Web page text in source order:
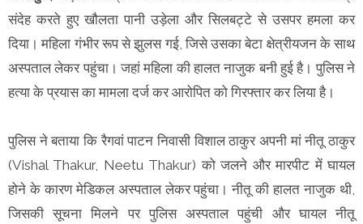
संदेह करते हुए खौलता पानी उड़ेला और सिलबट्टे से उसपर हमला कर
दिया। महिला गंभीर रूप से झुलस गई, जिसे उसका बेटा क्षेत्रीयजन के साथ
अस्पताल लेकर पहुंचा। जहां महिला की हालत नाजुक बनी हुई है। पुलिस ने
हत्या के प्रयास का मामला दर्ज कर आरोपित को गिरफ्तार कर लिया है।
पुलिस ने बताया कि रैगवां पाटन निवासी विशाल ठाकुर अपनी मां नीतू ठाकुर
(Vishal Thakur, Neetu Thakur) को जलने और मारपीट में घायल
होने के कारण मेडिकल अस्पताल लेकर पहुंचा। नीतू की हालत नाजुक थी,
जिसकी सूचना मिलने पर पुलिस अस्पताल पहुंची और घायल नीतू